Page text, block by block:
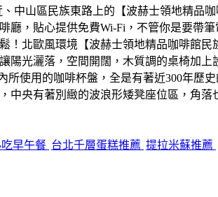
中山區民族東路上的【波赫士領地精品
，貼心提供免費Wi-Fi，不管你是要帶
北歐風環境【波赫士領地精品咖啡館
光灑落，空間開闊，木質調的桌椅加
使用的咖啡杯盤，全是有著近300年歷
中央有著別緻的波浪形矮凳座位區，角落
早午餐 台北千層蛋糕推薦 提拉米蘇推薦